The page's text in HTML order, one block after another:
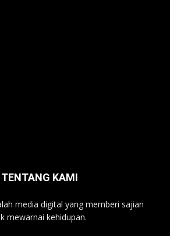
TENTANG KAMI
media digital yang memberi sajian
mewarnai kehidupan.